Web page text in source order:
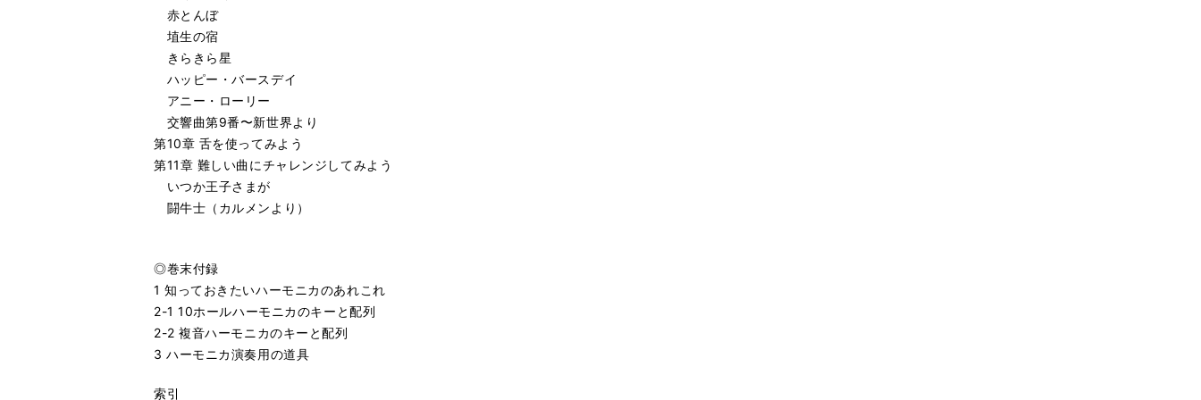
赤とんぼ
埴生の宿
きらきら星
ハッピー・バースデイ
アニー・ローリー
交響曲第9番〜新世界より
第10章 舌を使ってみよう
第11章 難しい曲にチャレンジしてみよう
いつか王子さまが
闘牛士（カルメンより）
◎巻末付録
1 知っておきたいハーモニカのあれこれ
2-1 10ホールハーモニカのキーと配列
2-2 複音ハーモニカのキーと配列
3 ハーモニカ演奏用の道具
索引